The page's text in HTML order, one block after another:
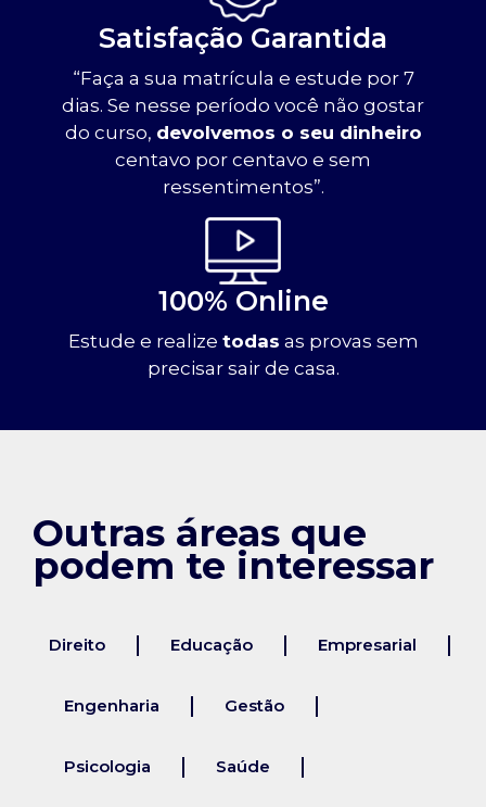
Satisfação Garantida
“Faça a sua matrícula e estude por 7
dias. Se nesse período você não gostar
do curso, devolvemos o seu dinheiro
centavo por centavo e sem
ressentimentos”.
100% Online
Estude e realize todas as provas sem
precisar sair de casa.
Outras áreas que
podem te interessar
Direito Educação Empresarial
Engenharia Gestão
Psicologia Saúde